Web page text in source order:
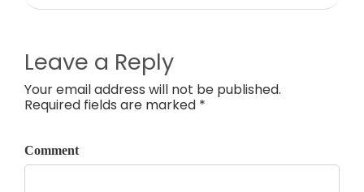
Leave a Reply
Your email address will not be published.
Required fields are marked *
Comment